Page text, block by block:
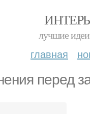
лучшие
главная
перед